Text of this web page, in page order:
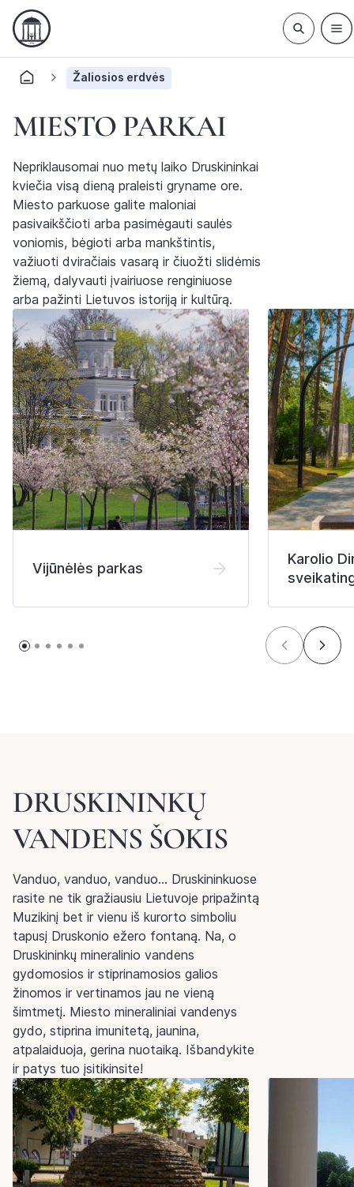
Žaliosios erdvės
MIESTO PARKAI
Nepriklausomai nuo metų laiko Druskininkai
kviečia visą dieną praleisti gryname ore.
Miesto parkuose galite maloniai
pasivaikščioti arba pasimėgauti saulės
voniomis, bėgioti arba mankštintis,
važiuoti dviračiais vasarą ir čiuožti slidėmis
žiemą, dalyvauti įvairiuose renginiuose
arba pažinti Lietuvos istoriją ir kultūrą.
Vijūnėlės parkas
Karolio
DRUSKININKŲ
VANDENS ŠOKIS
Vanduo, vanduo, vanduo… Druskininkuose
rasite ne tik gražiausiu Lietuvoje pripažintą
Muzikinį bet ir vienu iš kurorto simboliu
tapusį Druskonio ežero fontaną. Na, o
Druskininkų mineralinio vandens
gydomosios ir stiprinamosios galios
žinomos ir vertinamos jau ne vieną
šimtmetį. Miesto mineraliniai vandenys
gydo, stiprina imunitetą, jaunina,
atpalaiduoja, gerina nuotaiką. Išbandykite
ir patys tuo įsitikinsite!